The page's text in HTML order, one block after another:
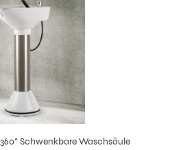
Schwenkbare Waschsäule